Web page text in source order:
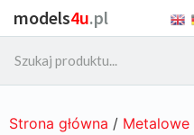
models4u.pl
Strona główna / Metalowe